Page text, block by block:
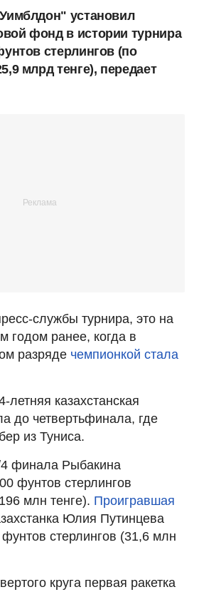
установил
фонд в истории турнира
стерлингов (по
млрд тенге), передает
службы турнира, это на
годом ранее, когда в
разряде чемпионкой стала
летняя казахстанская
до четвертьфинала, где
из Туниса.
финала Рыбакина
фунтов стерлингов
млн тенге). Проигравшая
Юлия Путинцева
стерлингов (31,6 млн
круга первая ракетка